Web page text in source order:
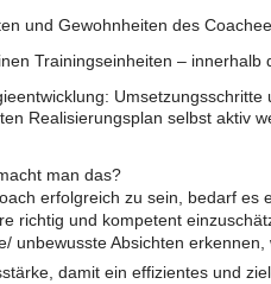
und Gewohnheiten des
Trainingseinheiten –
Realisierungsplan selbst aktiv
man das?
erfolgreich zu sein, bedarf es
richtig und kompetent
unbewusste Absichten
damit ein effizientes und